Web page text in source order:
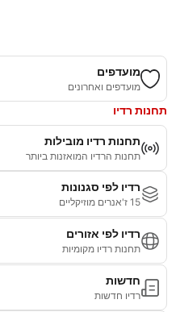
מועדפים
מועדפים ואחרונים
תחנות רדיו
תחנות רדיו מובילות
תחנות הרדיו המואזנות ביותר
רדיו לפי סגנונות
15 ז'אנרים מוזיקליים
רדיו לפי אזורים
תחנות רדיו מקומיות
חדשות
רדיו חדשות